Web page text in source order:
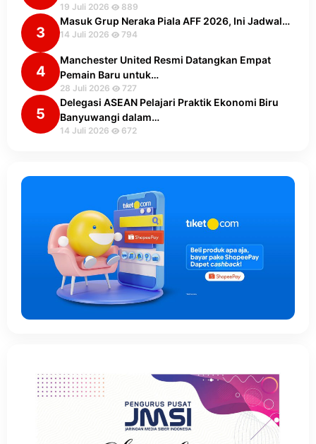
19 Juli 2026 889
3
Masuk Grup Neraka Piala AFF 2026, Ini Jadwal…
14 Juli 2026 794
4
Manchester United Resmi Datangkan Empat
Pemain Baru untuk…
28 Juli 2026 727
5
Delegasi ASEAN Pelajari Praktik Ekonomi Biru
Banyuwangi dalam…
14 Juli 2026 672